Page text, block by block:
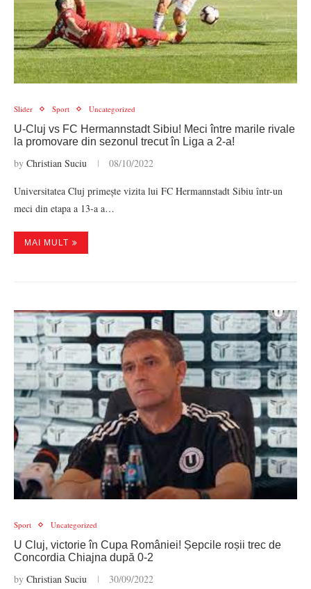
Slider Sport Uncategorized
U-Cluj vs FC Hermannstadt Sibiu! Meci între marile rivale
la promovare din sezonul trecut în Liga a 2-a!
by Christian Suciu 08/10/2022
Universitatea Cluj primește vizita lui FC Hermannstadt Sibiu într-un
meci din etapa a 13-a a…
MAI MULT
Sport Uncategorized
U Cluj, victorie în Cupa României! Șepcile roșii trec de
Concordia Chiajna după 0-2
by Christian Suciu 30/09/2022